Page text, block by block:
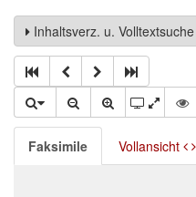
Inhaltsverz. u. Volltextsuche
Faksimile Vollansicht